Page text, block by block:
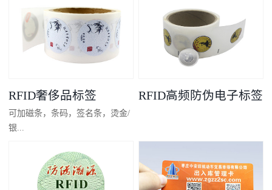
RFID奢侈品标签
可加磁条，条码，签名条，烫金/
银...
凸码，金/银底
RFID高频防伪电子标签